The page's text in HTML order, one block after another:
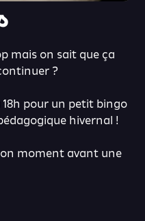
mais on sait que ça
?
18h pour un petit bingo
hivernal !
moment avant une